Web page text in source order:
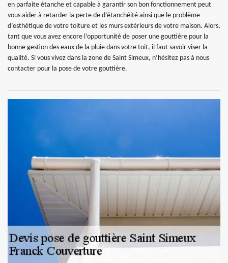
en parfaite étanche et capable à garantir son bon fonctionnement peut
vous aider à retarder la perte de d’étanchéité ainsi que le problème
d’esthétique de votre toiture et les murs extérieurs de votre maison. Alors,
tant que vous avez encore l’opportunité de poser une gouttière pour la
bonne gestion des eaux de la pluie dans votre toit, il faut savoir viser la
qualité. Si vous vivez dans la zone de Saint Simeux, n’hésitez pas à nous
contacter pour la pose de votre gouttière.